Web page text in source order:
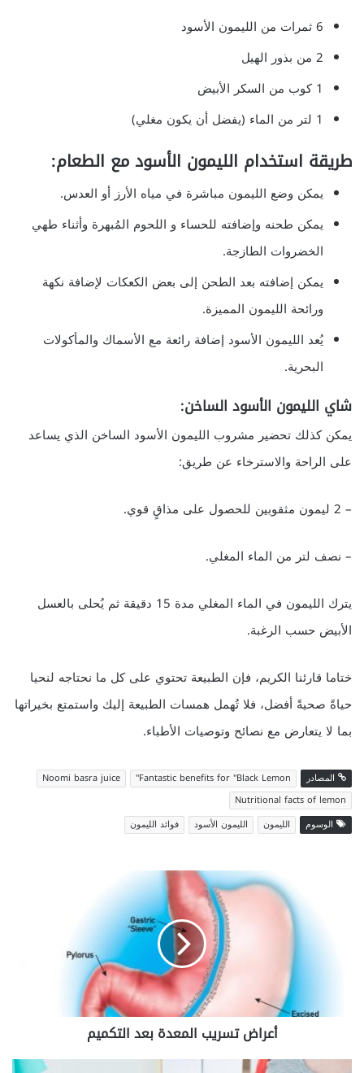
6 ثمرات من الليمون الأسود
2 من بذور الهيل
1 كوب من السكر الأبيض
1 لتر من الماء (يفضل أن يكون مغلي)
طريقة استخدام الليمون الأسود مع الطعام:
يمكن وضع الليمون مباشرة في مياه الأرز أو العدس.
يمكن طحنه وإضافته للحساء و اللحوم المُبهرة وأثناء طهي
الخضروات الطازجة.
يمكن إضافته بعد الطحن إلى بعض الكعكات لإضافة نكهة
ورائحة الليمون المميزة.
يُعد الليمون الأسود إضافة رائعة مع الأسماك والمأكولات
البحرية.
شاي الليمون الأسود الساخن:
يمكن كذلك تحضير مشروب الليمون الأسود الساخن الذي يساعد
على الراحة والاسترخاء عن طريق:
– 2 ليمون مثقوبين للحصول على مذاقٍ قوي.
– نصف لتر من الماء المغلي.
يترك الليمون في الماء المغلي مدة 15 دقيقة ثم يُحلى بالعسل
الأبيض حسب الرغبة.
ختاما قارئنا الكريم، فإن الطبيعة تحتوي على كل ما نحتاجه لنحيا
حياةً صحيةً أفضل، فلا تُهمل همسات الطبيعة إليك واستمتع بخيراتها
بما لا يتعارض مع نصائح وتوصيات الأطباء.
المصادر Fantastic benefits for "Black Lemon"
Noomi basra juice
Nutritional facts of lemon
الوسوم
الليمون الليمون الأسود فوائد الليمون
أعراض تسريب المعدة بعد التكميم